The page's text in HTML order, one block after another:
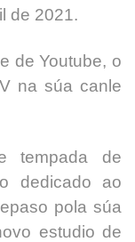
de 2021.
de Youtube, o
na súa canle
tempada de
dedicado ao
pola súa
estudio de